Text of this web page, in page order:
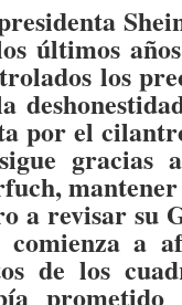
últimos
los
por el
gracias
a revisar su
comienza a
de los